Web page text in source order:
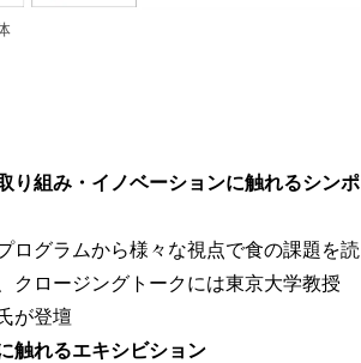
り組み・イノベーションに触れるシンポ
ログラムから様々な視点で食の課題を読
ロージングトークには東京大学教授
が登壇
触れるエキシビション